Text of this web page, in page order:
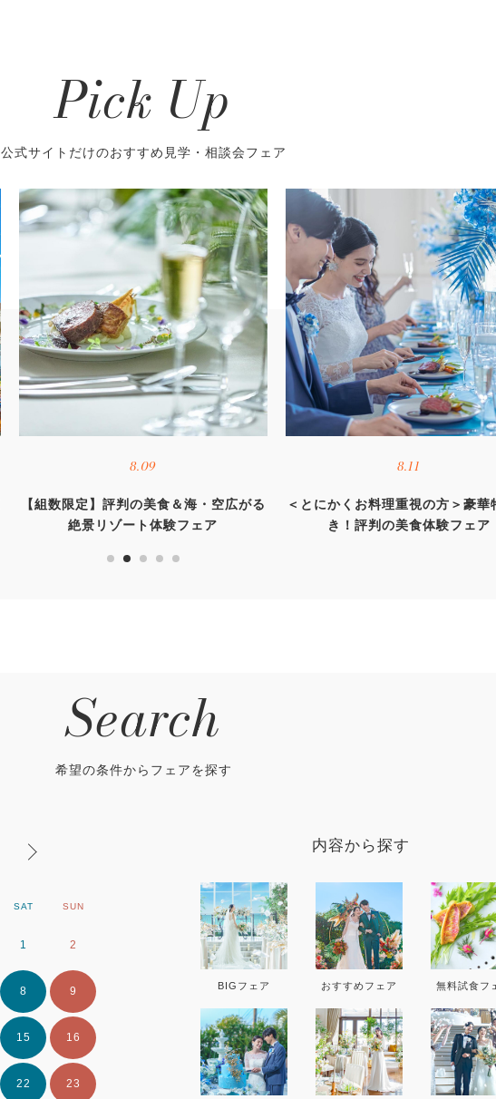
Pick Up
公式サイトだけのおすすめ見学・相談会フェア
8.09
【組数限定】評判の美食＆海・空広がる
絶景リゾート体験フェア
8.11
＜とにかくお料理重視の方＞豪華
き！評判の美食体験フェア
Search
希望の条件からフェアを探す
SAT SUN
1 2
8 9
15 16
22 23
9
MON TUE WED FRI SAT
1 2 3 4 5
7 9 10 11 12
14 15 16 17 18 19
21 22 23 24 25 26
内容から探す
BIGフェア おすすめフェア 無料試食フ